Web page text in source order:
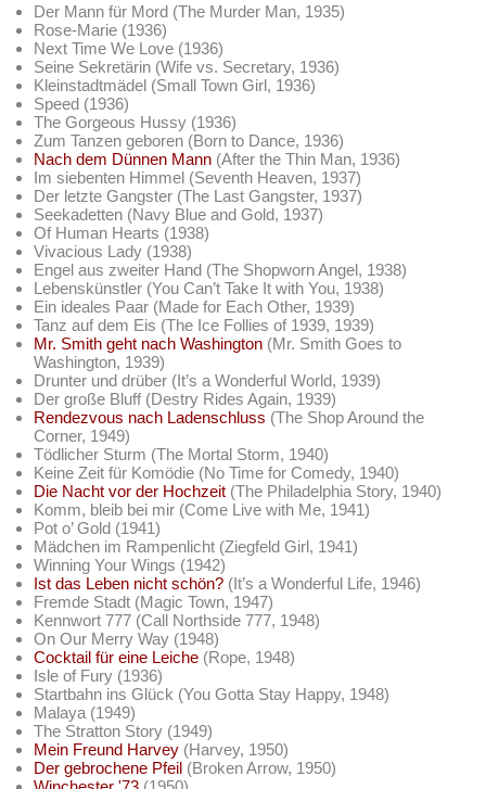
Der Mann für Mord (The Murder Man, 1935)
Rose-Marie (1936)
Next Time We Love (1936)
Seine Sekretärin (Wife vs. Secretary, 1936)
Kleinstadtmädel (Small Town Girl, 1936)
Speed (1936)
The Gorgeous Hussy (1936)
Zum Tanzen geboren (Born to Dance, 1936)
Nach dem Dünnen Mann (After the Thin Man, 1936)
Im siebenten Himmel (Seventh Heaven, 1937)
Der letzte Gangster (The Last Gangster, 1937)
Seekadetten (Navy Blue and Gold, 1937)
Of Human Hearts (1938)
Vivacious Lady (1938)
Engel aus zweiter Hand (The Shopworn Angel, 1938)
Lebenskünstler (You Can’t Take It with You, 1938)
Ein ideales Paar (Made for Each Other, 1939)
Tanz auf dem Eis (The Ice Follies of 1939, 1939)
Mr. Smith geht nach Washington (Mr. Smith Goes to
Washington, 1939)
Drunter und drüber (It’s a Wonderful World, 1939)
Der große Bluff (Destry Rides Again, 1939)
Rendezvous nach Ladenschluss (The Shop Around the
Corner, 1949)
Tödlicher Sturm (The Mortal Storm, 1940)
Keine Zeit für Komödie (No Time for Comedy, 1940)
Die Nacht vor der Hochzeit (The Philadelphia Story, 1940)
Komm, bleib bei mir (Come Live with Me, 1941)
Pot o’ Gold (1941)
Mädchen im Rampenlicht (Ziegfeld Girl, 1941)
Winning Your Wings (1942)
Ist das Leben nicht schön? (It’s a Wonderful Life, 1946)
Fremde Stadt (Magic Town, 1947)
Kennwort 777 (Call Northside 777, 1948)
On Our Merry Way (1948)
Cocktail für eine Leiche (Rope, 1948)
Isle of Fury (1936)
Startbahn ins Glück (You Gotta Stay Happy, 1948)
Malaya (1949)
The Stratton Story (1949)
Mein Freund Harvey (Harvey, 1950)
Der gebrochene Pfeil (Broken Arrow, 1950)